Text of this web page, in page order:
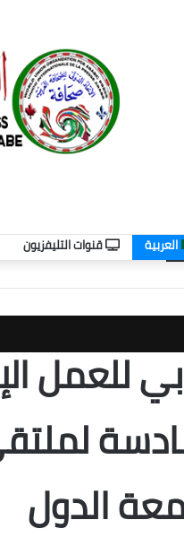
قنوات التليفزيون العربية
للعمل
الدول